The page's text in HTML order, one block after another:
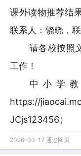
课外读物推荐结
联系人：饶晓，
请各校按照
工作！
中小学
https://
JCjs123456）
2026-03-17 通过网页